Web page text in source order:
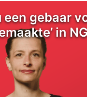
een gebaar
in